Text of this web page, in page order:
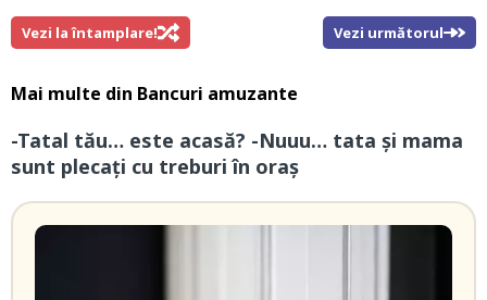
Vezi la întamplare! Vezi următorul
Mai multe din Bancuri amuzante
-Tatal tău… este acasă? -Nuuu… tata și mama
sunt plecați cu treburi în oraș